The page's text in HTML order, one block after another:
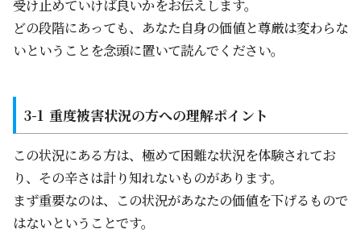
受け止めていけば良いかをお伝えします。
どの段階にあっても、あなた自身の価値と尊厳は変わらな
いということを念頭に置いて読んでください。
重度被害状況の方への理解ポイント
この状況にある方は、極めて困難な状況を体験されてお
り、その辛さは計り知れないものがあります。
まず重要なのは、この状況があなたの価値を下げるもので
はないということです。